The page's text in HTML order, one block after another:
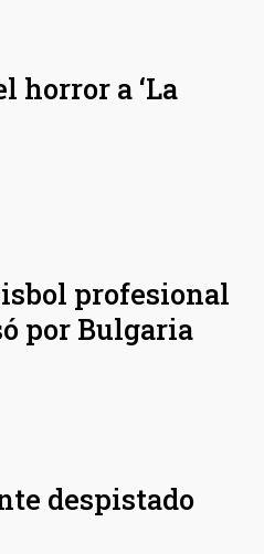
horror a ‘La
profesional
por Bulgaria
despistado